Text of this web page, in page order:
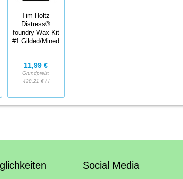
Tim Holtz
Distress®
foundry Wax Kit
#1 Gilded/Mined
11,99 €
Grundpreis:
428,21 € / l
Social Media